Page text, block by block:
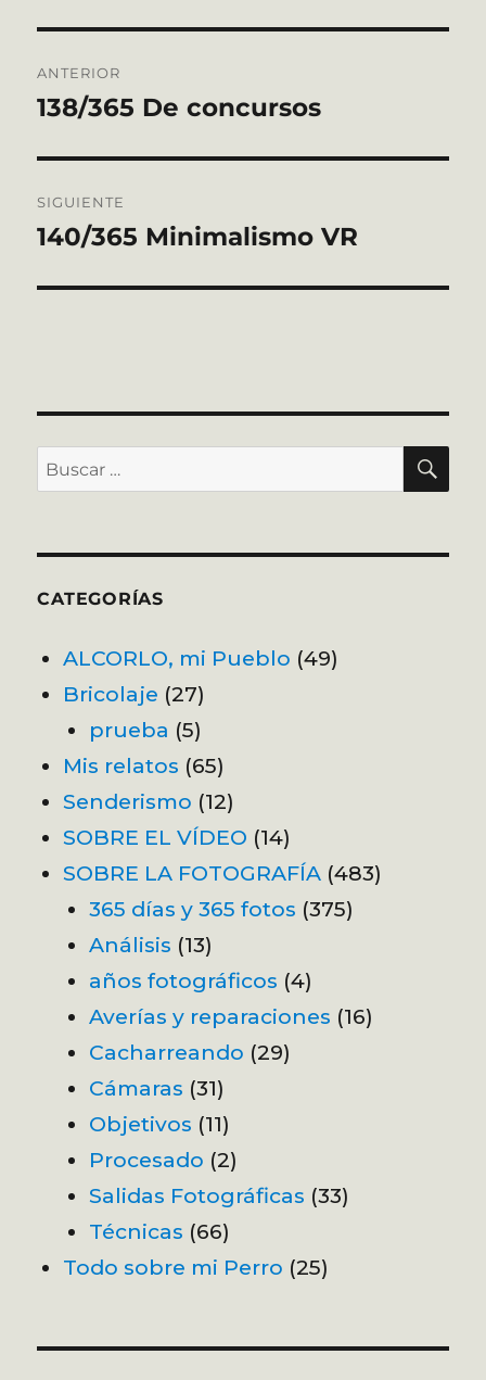
de
ANTERIOR
Entrada
138/365 De concursos
SIGUIENTE
Entrada
140/365 Minimalismo VR
Buscar
por:
CATEGORÍAS
ALCORLO, mi Pueblo (49)
Bricolaje (27)
prueba (5)
Mis relatos (65)
Senderismo (12)
SOBRE EL VÍDEO (14)
SOBRE LA FOTOGRAFÍA (483)
365 días y 365 fotos (375)
Análisis (13)
años fotográficos (4)
Averías y reparaciones (16)
Cacharreando (29)
Cámaras (31)
Objetivos (11)
Procesado (2)
Salidas Fotográficas (33)
Técnicas (66)
Todo sobre mi Perro (25)